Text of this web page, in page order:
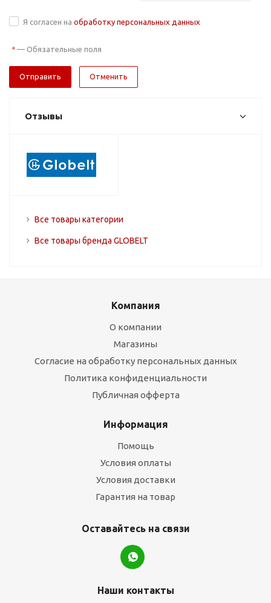
Я согласен на обработку персональных данных
* — Обязательные поля
Отменить
Отзывы
Все товары категории
Все товары бренда GLOBELT
Компания
О компании
Магазины
Согласие на обработку персональных данных
Политика конфиденциальности
Публичная офферта
Информация
Помощь
Условия оплаты
Условия доставки
Гарантия на товар
Оставайтесь на связи
Наши контакты